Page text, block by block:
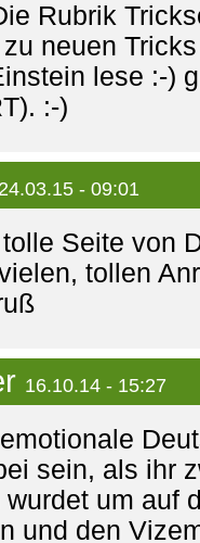
Rubrik
neuen
lese :-)
:-)
24.03.15 - 09:01
Seite von
tollen
16.10.14 - 15:27
sein, als ihr
um auf
und den